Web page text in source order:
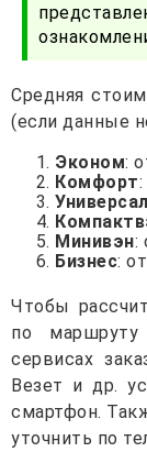
Средняя
(если данные
Эконом:
Комфорт
Универсал
Минивэн:
Бизнес:
Чтобы
по
сервисах
Везет и др.
смартфон.
уточнить по